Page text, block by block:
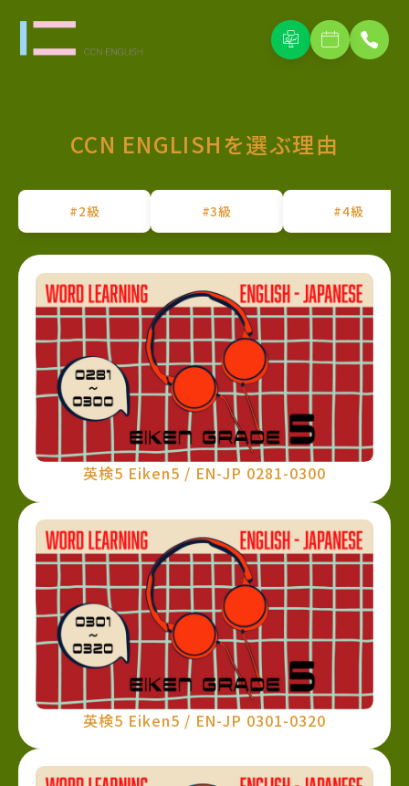
CCN ENGLISHを選ぶ理由
#2級 #3級 #4級
英検5 Eiken5 / EN-JP 0281-0300
英検5 Eiken5 / EN-JP 0301-0320